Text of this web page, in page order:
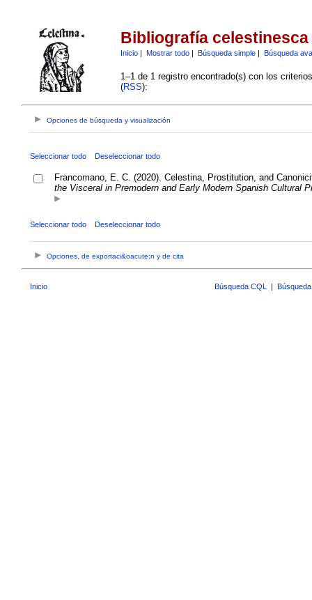
Bibliografía celestinesca
Inicio| Mostrar todo| Búsqueda simple| Búsqueda
1–1 de 1 registro encontrado(s) con los
(RSS):
Opciones de búsqueda y visualización
Seleccionar todo Deseleccionar todo
Francomano, E. C. (2020). Celestina, Prostitution, and
the Visceral in Premodern and Early Modern Spanish Cultural
Seleccionar todo Deseleccionar todo
Opciones, de exportaci&oacute;n y de cita
Inicio Búsqueda CQL |